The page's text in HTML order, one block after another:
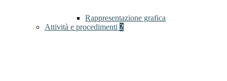
Rappresentazione grafica
Attività e procedimenti 2